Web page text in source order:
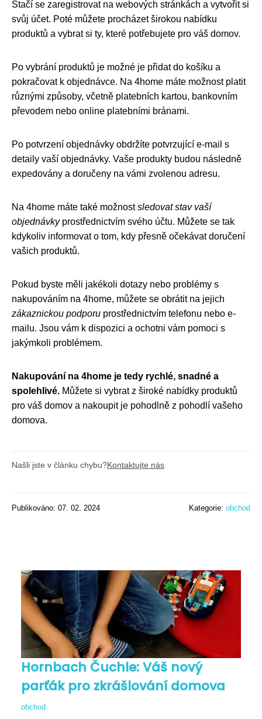
Stačí se zaregistrovat na webových stránkách a vytvořit si
svůj účet. Poté můžete procházet širokou nabídku
produktů a vybrat si ty, které potřebujete pro váš domov.
Po vybrání produktů je možné je přidat do košíku a
pokračovat k objednávce. Na 4home máte možnost platit
různými způsoby, včetně platebních kartou, bankovním
převodem nebo online platebními bránami.
Po potvrzení objednávky obdržíte potvrzující e-mail s
detaily vaší objednávky. Vaše produkty budou následně
expedovány a doručeny na vámi zvolenou adresu.
Na 4home máte také možnostsledovat stav vaší
objednávkyprostřednictvím svého účtu. Můžete se tak
kdykoliv informovat o tom, kdy přesně očekávat doručení
vašich produktů.
Pokud byste měli jakékoli dotazy nebo problémy s
nakupováním na 4home, můžete se obrátit na jejich
zákaznickou podporu prostřednictvím telefonu nebo e-
mailu. Jsou vám k dispozici a ochotni vám pomoci s
jakýmkoli problémem.
Nakupování na 4home je tedy rychlé, snadné a
spolehlivé. Můžete si vybrat z široké nabídky produktů
pro váš domov a nakoupit je pohodlně z pohodlí vašeho
domova.
Našli jste v článku chybu?Kontaktujte nás
Publikováno: 07. 02. 2024 Kategorie: obchod
Hornbach Čuchle: Váš nový
parťák pro zkrášlování domova
obchod